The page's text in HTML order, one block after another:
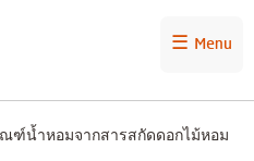
☰ Menu
ฑ์น้ำหอมจากสารสกัดดอกไม้หอม